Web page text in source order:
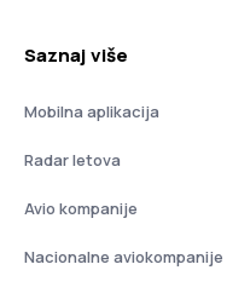
Saznaj više
Mobilna aplikacija
Radar letova
Avio kompanije
Nacionalne aviokompanije